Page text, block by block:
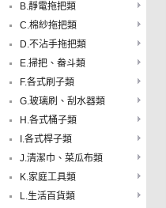
B.靜電拖把類
C.棉紗拖把類
D.不沾手拖把類
E.掃把、畚斗類
F.各式刷子類
G.玻璃刷、刮水器類
H.各式桶子類
I.各式桿子類
J.清潔巾、菜瓜布類
K.家庭工具類
L.生活百貨類